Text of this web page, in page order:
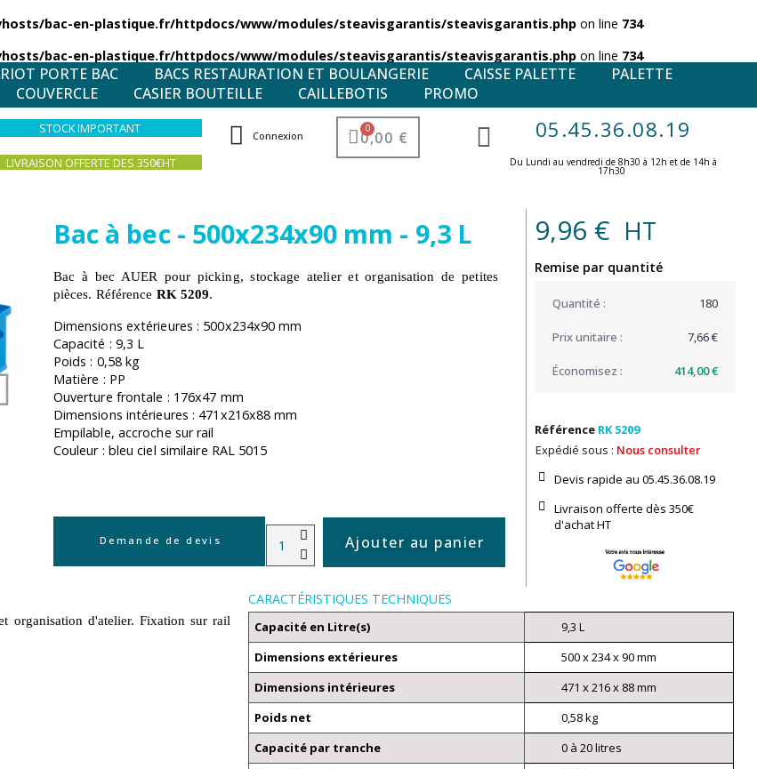
bac-en-plastique.fr/httpdocs/www/modules/steavisgarantis/steavisgarantis.php on line 734
bac-en-plastique.fr/httpdocs/www/modules/steavisgarantis/steavisgarantis.php on line 734
PORTE BAC BACS RESTAURATION ET BOULANGERIE CAISSE PALETTE
PALETTE
COUVERCLE CASIER BOUTEILLE CAILLEBOTIS PROMO
STOCK IMPORTANT
LIVRAISON OFFERTE DES 350€HT
Connexion 0,00 € 05.45.36.08.19
Du Lundi au vendredi de 8h30 à 12h et de 14h à
17h30 ​
Bac à bec - 500x234x90 mm - 9,3 L
Bac à bec AUER pour picking, stockage atelier et organisation de petites
pièces. Référence RK 5209.
Dimensions extérieures : 500x234x90 mm
Capacité : 9,3 L
Poids : 0,58 kg
Matière : PP
Ouverture frontale : 176x47 mm
Dimensions intérieures : 471x216x88 mm
Empilable, accroche sur rail
Couleur : bleu ciel similaire RAL 5015
Demande de devis Ajouter au panier
9,96 € HT
Remise par quantité
180
7,66 €
414,00 €
Référence RK 5209
Expédié sous : Nous consulter
Devis rapide au 05.45.36.08.19​
Livraison offerte dès 350€
d'achat​ HT
organisation d'atelier. Fixation sur rail
CARACTÉRISTIQUES TECHNIQUES
Capacité en Litre(s)
9,3 L
Dimensions extérieures
500 x 234 x 90 mm
Dimensions intérieures
471 x 216 x 88 mm
Poids net
0,58 kg
Capacité par tranche
0 à 20 litres